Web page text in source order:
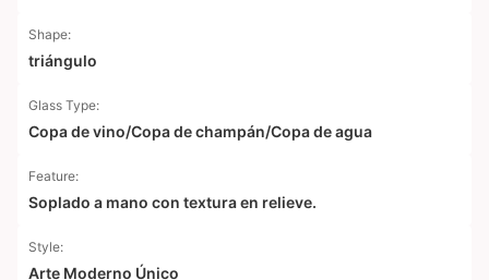
Shape:
triángulo
Glass Type:
Copa de vino/Copa de champán/Copa de agua
Feature:
Soplado a mano con textura en relieve.
Style:
Arte Moderno Único